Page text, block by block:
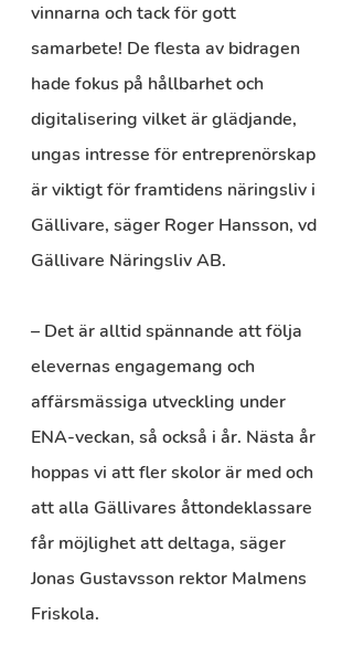
vinnarna och tack för gott
samarbete! De flesta av bidragen
hade fokus på hållbarhet och
digitalisering vilket är glädjande,
ungas intresse för entreprenörskap
är viktigt för framtidens näringsliv i
Gällivare, säger Roger Hansson, vd
Gällivare Näringsliv AB.
– Det är alltid spännande att följa
elevernas engagemang och
affärsmässiga utveckling under
ENA-veckan, så också i år. Nästa år
hoppas vi att fler skolor är med och
att alla Gällivares åttondeklassare
får möjlighet att deltaga, säger
Jonas Gustavsson rektor Malmens
Friskola.